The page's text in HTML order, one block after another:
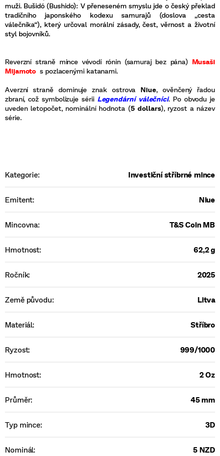
muži. Bušidó (Bushido): V přeneseném smyslu jde o český překlad
tradičního japonského kodexu samurajů (doslova „cesta
válečníka“), který určoval morální zásady, čest, věrnost a životní
styl bojovníků.
Reverzní straně mince vévodí rónin (samuraj bez pána) Musaši
Mijamoto s pozlacenými katanami.
Averzní straně dominuje znak ostrova Niue, ověnčený řadou
zbraní, což symbolizuje sérii Legendární válečníci. Po obvodu je
uveden letopočet, nominální hodnota (5 dollars), ryzost a název
série.
Kategorie: Investiční stříbrné mince
Emitent: Niue
Mincovna: T&S Coin MB
Hmotnost: 62,2 g
Ročník: 2025
Země původu: Litva
Materiál: Stříbro
Ryzost: 999/1000
Hmotnost: 2 Oz
Průměr: 45 mm
Typ mince: 3D
Nominál: 5 NZD